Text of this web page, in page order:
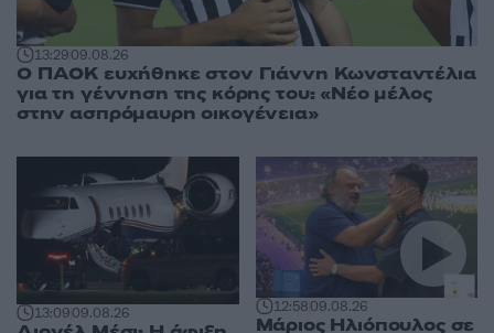
13:2909.08.26
Ο ΠΑΟΚ ευχήθηκε στον Γιάννη Κωνσταντέλια
για τη γέννηση της κόρης του: «Νέο μέλος
στην ασπρόμαυρη οικογένεια»
13:0909.08.26 12:5809.08.26
Μάριος Ηλιόπουλος σε